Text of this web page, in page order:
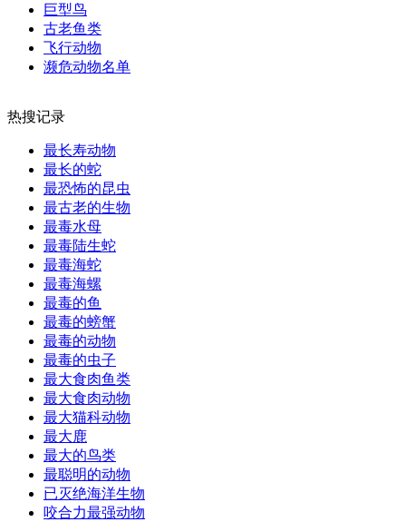
巨型鸟
古老鱼类
飞行动物
濒危动物名单
热搜记录
最长寿动物
最长的蛇
最恐怖的昆虫
最古老的生物
最毒水母
最毒陆生蛇
最毒海蛇
最毒海螺
最毒的鱼
最毒的螃蟹
最毒的动物
最毒的虫子
最大食肉鱼类
最大食肉动物
最大猫科动物
最大鹿
最大的鸟类
最聪明的动物
已灭绝海洋生物
咬合力最强动物